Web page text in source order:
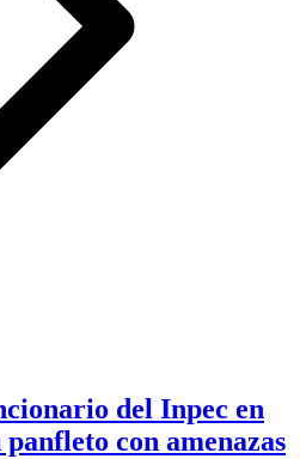
del Inpec en
con amenazas